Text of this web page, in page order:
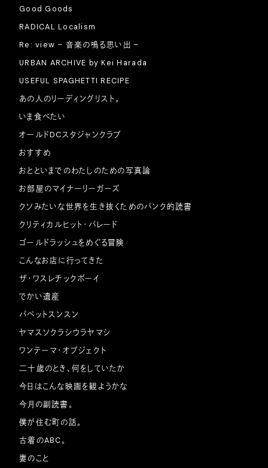
Good Goods
RADICAL Localism
Re: view – 音楽の鳴る思い出 –
URBAN ARCHIVE by Kei Harada
USEFUL SPAGHETTI RECIPE
あの人のリーディングリスト。
いま食べたい
オールドDCスタジャンクラブ
おすすめ
おとといまでのわたしのための写真論
お部屋のマイナーリーガーズ
クソみたいな世界を生き抜くためのパンク的読書
クリティカルヒット・パレード
ゴールドラッシュをめぐる冒険
こんなお店に行ってきた
ザ・ワスレチックボーイ
でかい遺産
パペットスンスン
ヤマスソクラシウラヤマシ
ワンテーマ・オブジェクト
二十歳のとき、何をしていたか
今日はこんな映画を観ようかな
今月の副読書。
僕が住む町の話。
古着のABC。
妻のこと